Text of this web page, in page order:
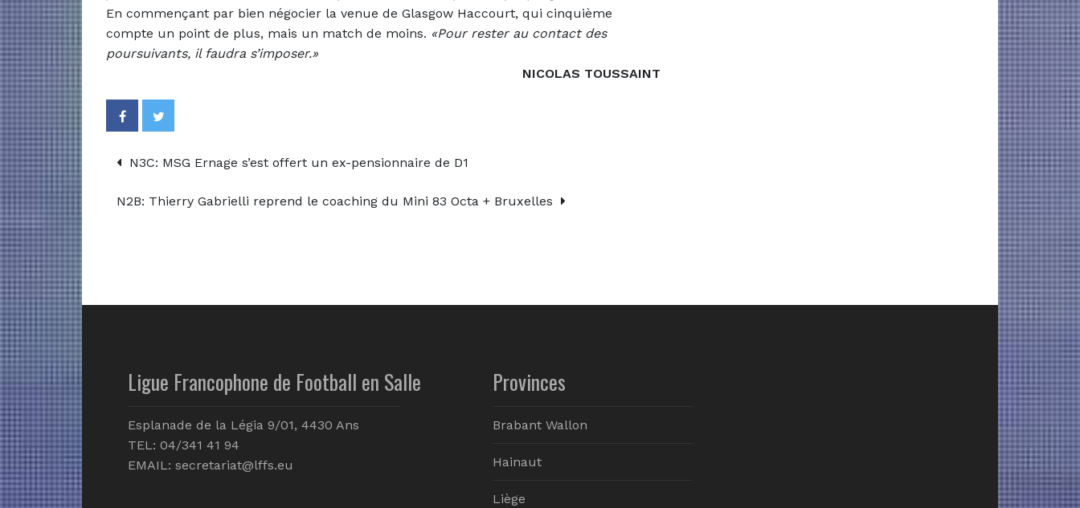
En commençant par bien négocier la venue de Glasgow Haccourt, qui cinquième
compte un point de plus, mais un match de moins. «Pour rester au contact des
poursuivants, il faudra s’imposer.»
NICOLAS TOUSSAINT
N3C: MSG Ernage s’est offert un ex-pensionnaire de D1
N2B: Thierry Gabrielli reprend le coaching du Mini 83 Octa + Bruxelles
Ligue Francophone de Football en Salle
Esplanade de la Légia 9/01, 4430 Ans
TEL: 04/341 41 94
EMAIL: secretariat@lffs.eu
Provinces
Brabant Wallon
Hainaut
Liège